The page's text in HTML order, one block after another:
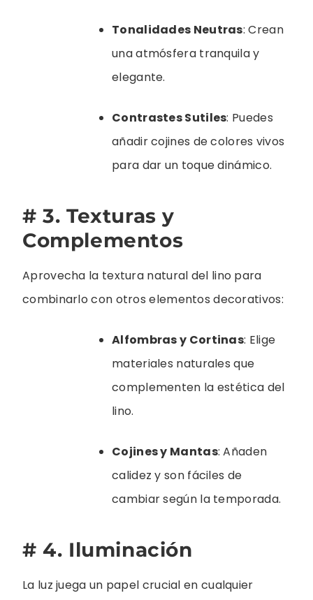
Tonalidades Neutras: Crean
una atmósfera tranquila y
elegante.
Contrastes Sutiles: Puedes
añadir cojines de colores vivos
para dar un toque dinámico.
# 3. Texturas y
Complementos
Aprovecha la textura natural del lino para
combinarlo con otros elementos decorativos:
Alfombras y Cortinas: Elige
materiales naturales que
complementen la estética del
lino.
Cojines y Mantas: Añaden
calidez y son fáciles de
cambiar según la temporada.
# 4. Iluminación
La luz juega un papel crucial en cualquier